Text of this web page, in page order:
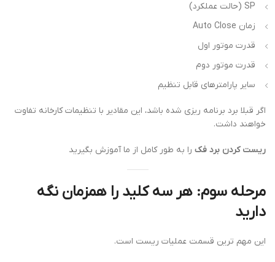
SP (حالت عملکرد)
زمان Auto Close
قدرت موتور اول
قدرت موتور دوم
سایر پارامترهای قابل تنظیم
اگر قبلا برد برنامه ریزی شده باشد، این مقادیر با تنظیمات کارخانه تفاوت
خواهند داشت.
ریست کردن برد فک را به طور کامل از ما آموزش بگیرید
مرحله سوم: هر سه کلید را همزمان نگه
دارید
این مهم ترین قسمت عملیات ریست است.